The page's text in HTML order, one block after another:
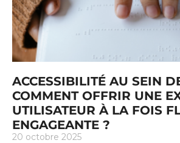
ACCESSIBILITÉ AU SEIN
COMMENT OFFRIR UNE
UTILISATEUR À LA FOIS
ENGAGEANTE ?
20 octobre 2025